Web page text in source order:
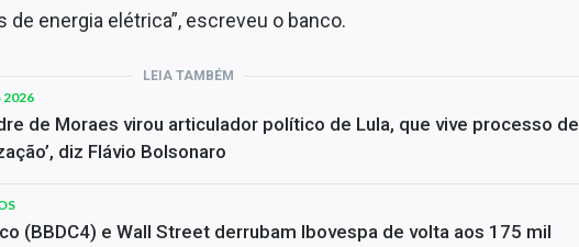
energia elétrica”, escreveu o banco.
LEIA TAMBÉM
2026
de Moraes virou articulador político de Lula, que vive processo de
diz Flávio Bolsonaro
(BBDC4) e Wall Street derrubam Ibovespa de volta aos 175 mil